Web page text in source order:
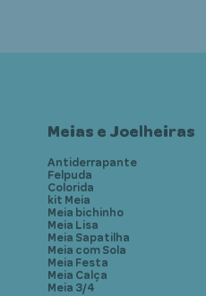
Meias e Joelheiras
Antiderrapante
Felpuda
Colorida
kit Meia
Meia bichinho
Meia Lisa
Meia Sapatilha
Meia com Sola
Meia Festa
Meia Calça
Meia 3/4